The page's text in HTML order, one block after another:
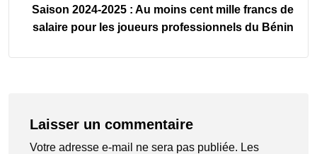
Saison 2024-2025 : Au moins cent mille francs de
salaire pour les joueurs professionnels du Bénin
Laisser un commentaire
Votre adresse e-mail ne sera pas publiée. Les